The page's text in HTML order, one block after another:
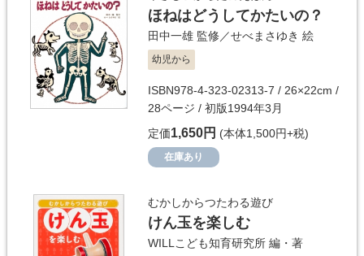
ほねはどうしてかたいの？
田中一雄 監修／せべまさゆき 絵
幼児から
ISBN978-4-323-02313-7 / 26×22cm /
28ページ / 初版1994年3月
定価1,650円 (本体1,500円+税)
在庫あり
むかしからつたわる遊び
けん玉を楽しむ
WILLこども知育研究所 編・著